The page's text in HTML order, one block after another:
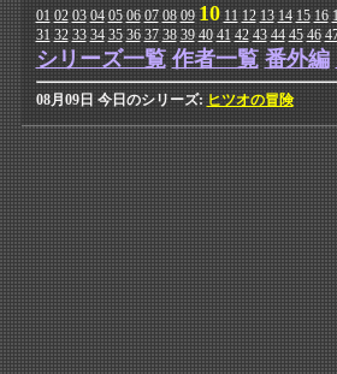
01 02 03 04 05 06 07 08 09 10 11 12 13 14 15 16
31 32 33 34 35 36 37 38 39 40 41 42 43 44 45 46
シリーズ一覧 作者一覧 番外編
08月09日 今日のシリーズ: ヒツオの冒険